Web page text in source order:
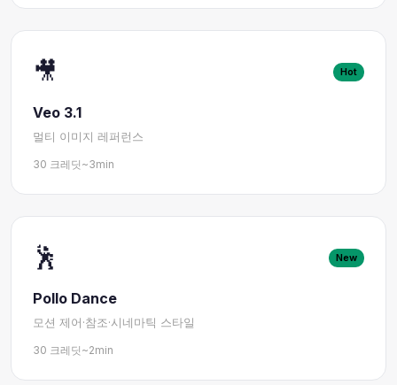
🎥 Hot
Veo 3.1
멀티 이미지 레퍼런스
30 크레딧 ~3min
🕺 New
Pollo Dance
모션 제어·참조·시네마틱 스타일
30 크레딧 ~2min